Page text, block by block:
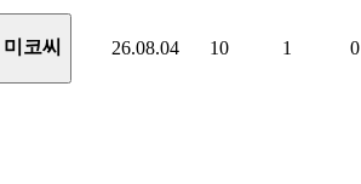
미코씨 26.08.04 10 1 0